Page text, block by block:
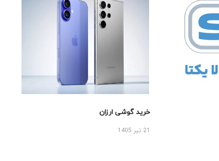
خرید گوشی ارزان